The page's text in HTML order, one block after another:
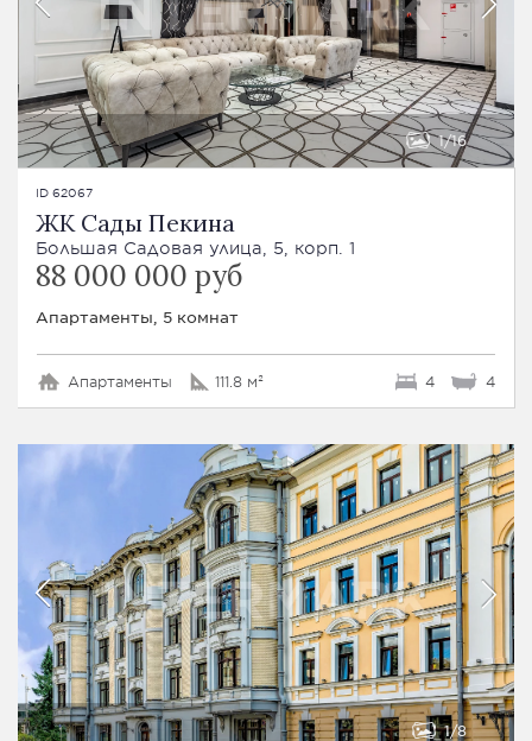
1 16
ID 62067
ЖК Сады Пекина
Большая Садовая улица, 5, корп. 1
88 000 000 руб
Апартаменты, 5 комнат
Апартаменты 111.8 м² 4 4
1 8